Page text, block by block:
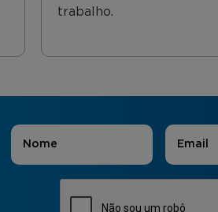
trabalho.
Nome E-mail